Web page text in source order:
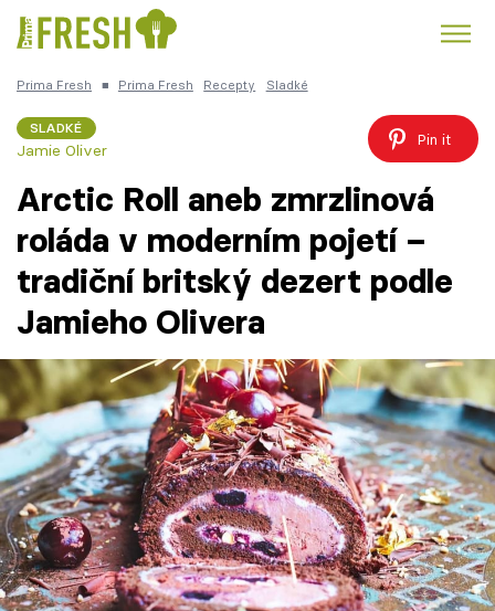
Česká kuchyně
Témata
Články
TV Program
Škola vaření
Recepty z TV
Prima Fresh ■ Prima Fresh Recepty Sladké
SLADKÉ
Jamie Oliver
Pin it
Arctic Roll aneb zmrzlinová
roláda v moderním pojetí –
tradiční britský dezert podle
Jamieho Olivera